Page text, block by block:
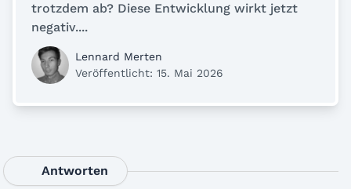
trotzdem ab? Diese Entwicklung wirkt jetzt
negativ....
Lennard Merten
Veröffentlicht: 15. Mai 2026
Antworten